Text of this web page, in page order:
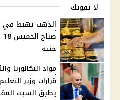
لا يفوتك
الذهب يهبط في
جنيه
مواد البكالوريا
قرارات وزير
يطبق السبت